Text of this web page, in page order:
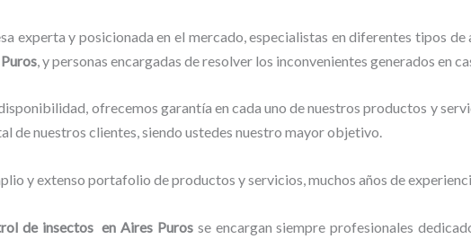
experta y posicionada en el mercado, especialistas en diferentes tipos
, y personas encargadas de resolver los inconvenientes generados en
ofrecemos garantía en cada uno de nuestros productos y
de nuestros clientes, siendo ustedes nuestro mayor objetivo.
y extenso portafolio de productos y servicios, muchos años de
de insectos en Aires Puros se encargan siempre profesionales